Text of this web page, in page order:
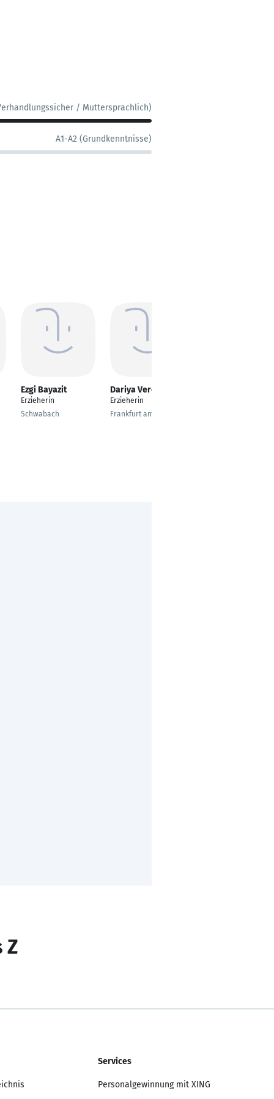
/ Muttersprachlich)
A1-A2 (Grundkenntnisse)
Ezgi Bayazit
Erzieherin
Schwabach
Dariya Veremiy
Erzieherin
Frankfurt am Main
Z
Services
Personalgewinnung mit XING